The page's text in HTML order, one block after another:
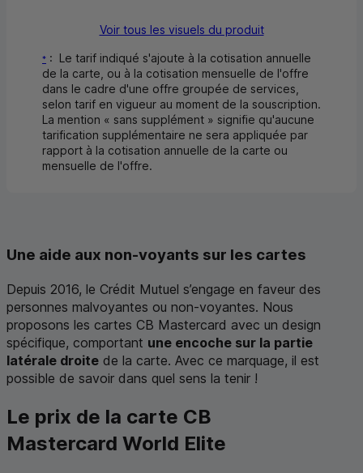
Voir tous les visuels du produit
* : Le tarif indiqué s'ajoute à la cotisation annuelle
de la carte, ou à la cotisation mensuelle de l'offre
dans le cadre d'une offre groupée de services,
selon tarif en vigueur au moment de la souscription.
La mention « sans supplément » signifie qu'aucune
tarification supplémentaire ne sera appliquée par
rapport à la cotisation annuelle de la carte ou
mensuelle de l'offre.
Une aide aux non-voyants sur les cartes
Depuis 2016, le Crédit Mutuel s’engage en faveur des
personnes malvoyantes ou non-voyantes. Nous
proposons les cartes CB Mastercard avec un design
spécifique, comportant une encoche sur la partie
latérale droite de la carte. Avec ce marquage, il est
possible de savoir dans quel sens la tenir !
Le prix de la carte CB
Mastercard World Elite